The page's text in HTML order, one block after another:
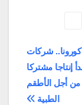
شركات
إنتاجا مشتركا
من أجل الأطقم
الطبية